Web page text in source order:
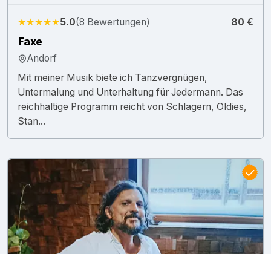
★★★★★5.0(8 Bewertungen) 80 €
Faxe
Andorf
Mit meiner Musik biete ich Tanzvergnügen,
Untermalung und Unterhaltung für Jedermann. Das
reichhaltige Programm reicht von Schlagern, Oldies,
Stan...